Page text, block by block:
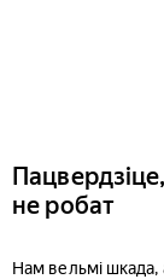
не робат
Нам вельмі